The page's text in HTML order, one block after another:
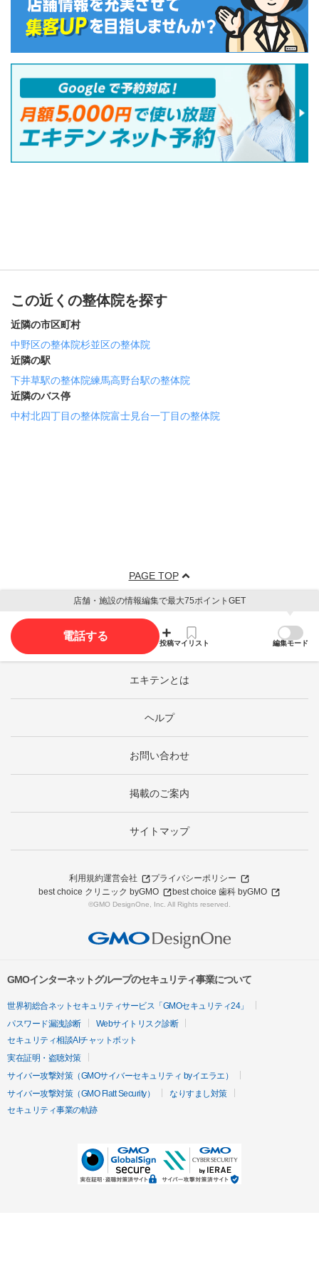
この近くの整体院を探す
近隣の市区町村
中野区の整体院杉並区の整体院
近隣の駅
下井草駅の整体院練馬高野台駅の整体院
近隣のバス停
中村北四丁目の整体院富士見台一丁目の整体院
PAGE TOP
店舗・施設の情報編集で最大75ポイントGET
電話する
投稿マイリスト 編集モード
エキテンとは
ヘルプ
お問い合わせ
掲載のご案内
サイトマップ
利用規約運営会社
プライバシーポリシー
best choice クリニック byGMO
best choice 歯科 byGMO
©GMO DesignOne, Inc. All Rights reserved.
GMOインターネットグループのセキュリティ事業について
世界初総合ネットセキュリティサービス「GMOセキュリティ24」
パスワード漏洩診断
Webサイトリスク診断
セキュリティ相談AIチャットボット
実在証明・盗聴対策
サイバー攻撃対策（GMOサイバーセキュリティ byイエラエ）
サイバー攻撃対策（GMO Flatt Security）
なりすまし対策
セキュリティ事業の軌跡